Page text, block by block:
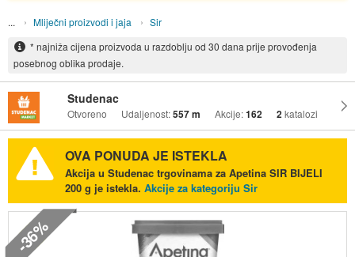
Mliječni proizvodi i jaja
Sir
* najniža cijena proizvoda u razdoblju od 30 dana prije provođenja
posebnog oblika prodaje.
Studenac
Otvoreno Udaljenost:557 m Akcije:162 2katalozi
OVA PONUDA JE ISTEKLA
Akcija u Studenac trgovinama za Apetina SIR BIJELI
200 g je istekla. Akcije za kategoriju Sir
-36%